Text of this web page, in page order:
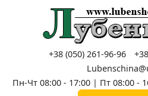
+38 (050) 261-96-96
Пн-Чт 08:00 - 17:00 | Пт 08:00 -